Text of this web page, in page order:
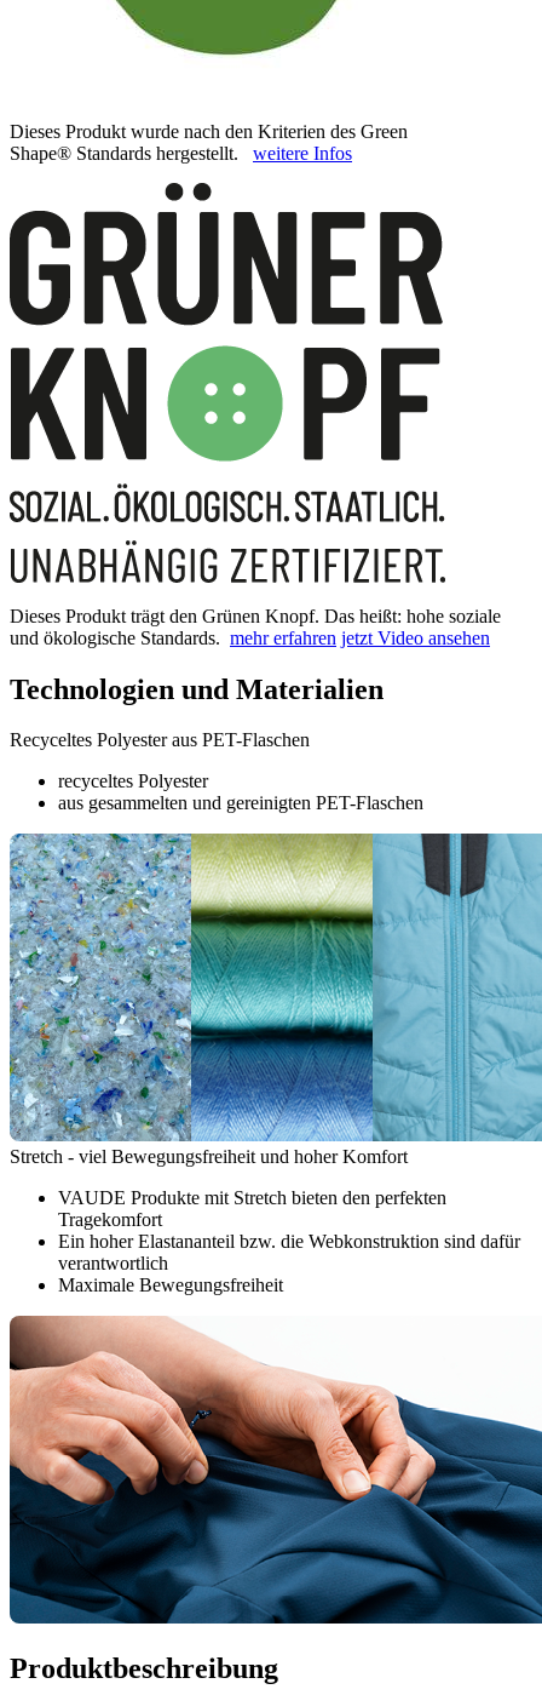
Dieses Produkt wurde nach den Kriterien des Green
Shape® Standards hergestellt. weitere Infos
Dieses Produkt trägt den Grünen Knopf. Das heißt: hohe soziale
und ökologische Standards. mehr erfahren jetzt Video ansehen
Technologien und Materialien
Recyceltes Polyester aus PET-Flaschen
recyceltes Polyester
aus gesammelten und gereinigten PET-Flaschen
Stretch - viel Bewegungsfreiheit und hoher Komfort
VAUDE Produkte mit Stretch bieten den perfekten
Tragekomfort
Ein hoher Elastananteil bzw. die Webkonstruktion sind dafür
verantwortlich
Maximale Bewegungsfreiheit
Produktbeschreibung